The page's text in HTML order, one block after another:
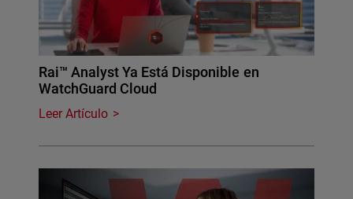
Rai™ Analyst Ya Está Disponible en
WatchGuard Cloud
Leer Artículo